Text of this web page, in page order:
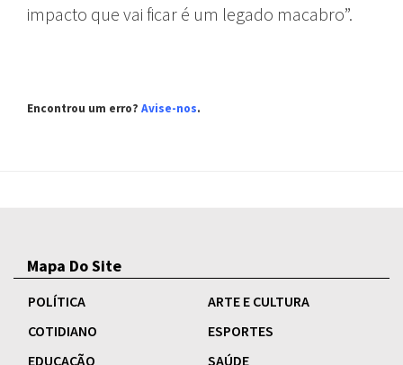
impacto que vai ficar é um legado macabro”.
Encontrou um erro? Avise-nos.
Mapa Do Site
POLÍTICA
ARTE E CULTURA
COTIDIANO
ESPORTES
EDUCAÇÃO
SAÚDE